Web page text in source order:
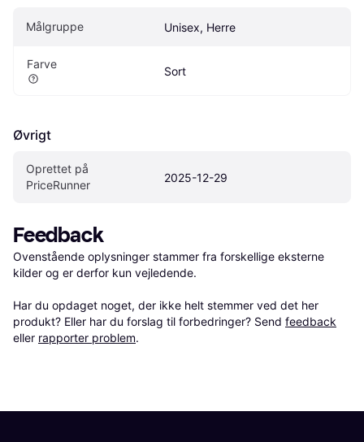
Målgruppe Unisex, Herre
Farve
Sort
Øvrigt
Oprettet på
PriceRunner
2025-12-29
Feedback
Ovenstående oplysninger stammer fra forskellige eksterne
kilder og er derfor kun vejledende.
Har du opdaget noget, der ikke helt stemmer ved det her
produkt? Eller har du forslag til forbedringer? Send feedback
eller rapporter problem.